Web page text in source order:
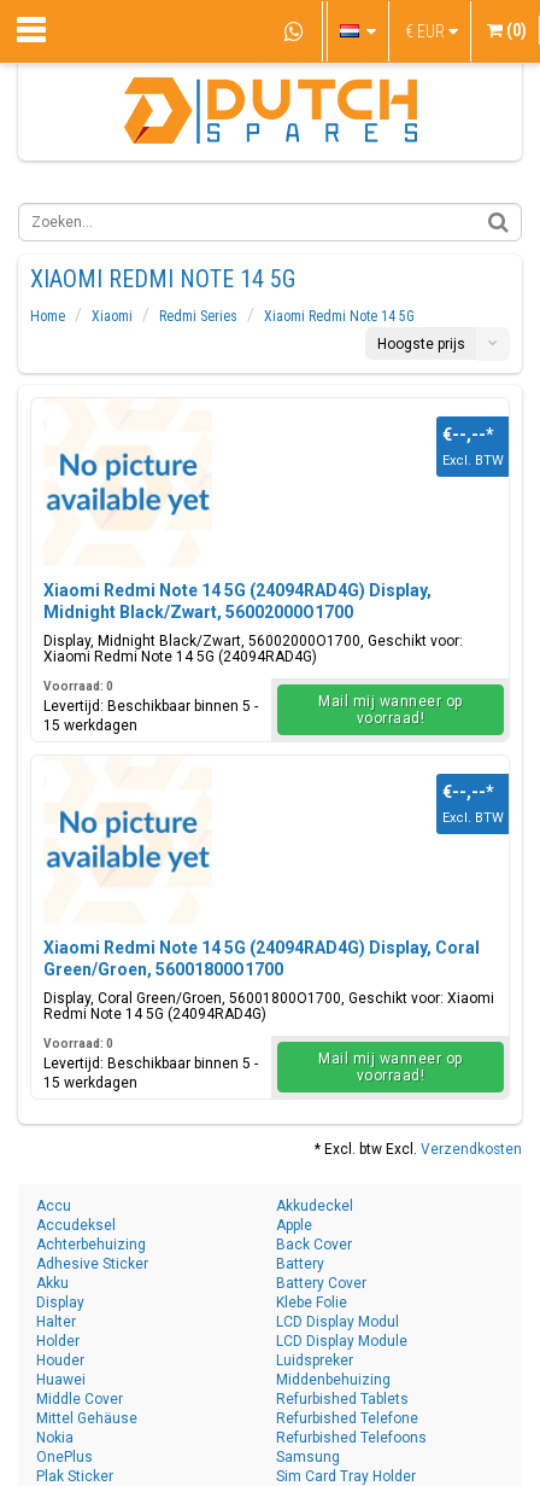
€ EUR (0)
XIAOMI REDMI NOTE 14 5G
Home Xiaomi Redmi Series
Xiaomi Redmi Note 14 5G
Hoogste prijs
Xiaomi Redmi Note 14 5G (24094RAD4G) Display,
Midnight Black/Zwart, 56002000O1700
Display, Midnight Black/Zwart, 56002000O1700, Geschikt voor:
Xiaomi Redmi Note 14 5G (24094RAD4G)
€--,--*
Excl. BTW
Voorraad: 0
Levertijd: Beschikbaar binnen 5 -
15 werkdagen
Mail mij wanneer op
voorraad!
Xiaomi Redmi Note 14 5G (24094RAD4G) Display, Coral
Green/Groen, 56001800O1700
Display, Coral Green/Groen, 56001800O1700, Geschikt voor: Xiaomi
Redmi Note 14 5G (24094RAD4G)
€--,--*
Excl. BTW
Voorraad: 0
Levertijd: Beschikbaar binnen 5 -
15 werkdagen
Mail mij wanneer op
voorraad!
* Excl. btw Excl. Verzendkosten
Accu
Accudeksel
Achterbehuizing
Adhesive Sticker
Akku
Akkudeckel
Apple
Back Cover
Battery
Battery Cover
Display
Halter
Holder
Houder
Huawei
Klebe Folie
LCD Display Modul
LCD Display Module
Luidspreker
Middenbehuizing
Middle Cover
Mittel Gehäuse
Nokia
OnePlus
Plak Sticker
Refurbished Tablets
Refurbished Telefone
Refurbished Telefoons
Samsung
Sim Card Tray Holder